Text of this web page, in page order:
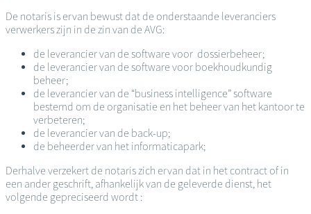
De notaris is ervan bewust dat de onderstaande leveranciers
verwerkers zijn in de zin van de AVG:
de leverancier van de software voor dossierbeheer;
de leverancier van de software voor boekhoudkundig
beheer;
de leverancier van de “business intelligence” software
bestemd om de organisatie en het beheer van het kantoor te
verbeteren;
de leverancier van de back-up;
de beheerder van het informaticapark;
Derhalve verzekert de notaris zich ervan dat in het contract of in
een ander geschrift, afhankelijk van de geleverde dienst, het
volgende gepreciseerd wordt :